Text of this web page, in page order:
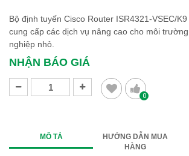
Bộ định tuyến Cisco Router ISR4321-VSEC/
cung cấp các dịch vụ nâng cao cho môi
nghiệp nhỏ.
NHẬN BÁO GIÁ
0
MÔ TẢ
HƯỚNG DẪN MUA
HÀNG